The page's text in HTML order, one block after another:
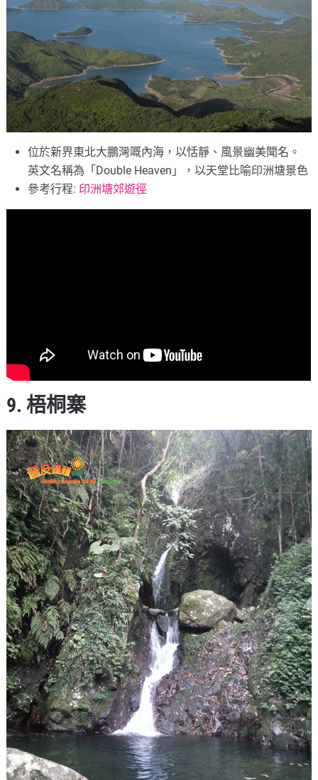
位於新界東北大鵬灣嘅內海，以恬靜、風景幽美聞名。
英文名稱為「Double Heaven」，以天堂比喻印洲塘景色
參考行程: 印洲塘郊遊徑
9. 梧桐寨